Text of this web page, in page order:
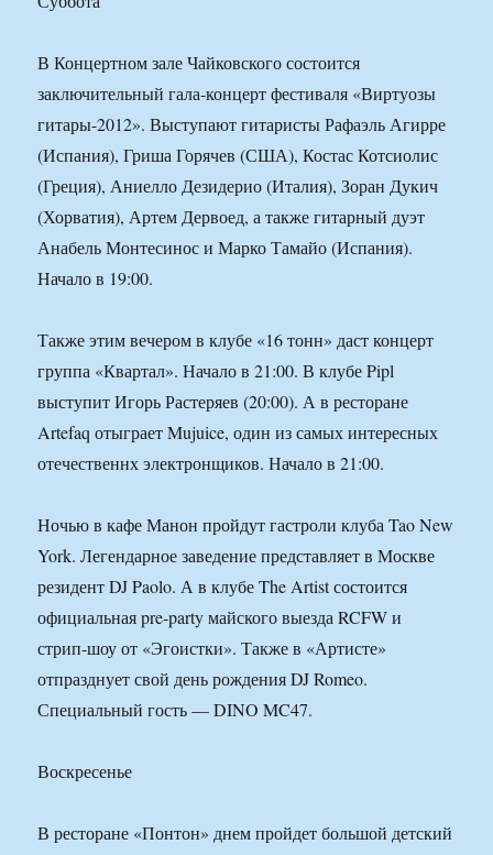
В Концертном зале Чайковского состоится
заключительный гала-концерт фестиваля «Виртуозы
гитары-2012». Выступают гитаристы Рафаэль Агирре
(Испания), Гриша Горячев (США), Костас Котсиолис
(Греция), Аниелло Дезидерио (Италия), Зоран Дукич
(Хорватия), Артем Дервоед, а также гитарный дуэт
Анабель Монтесинос и Марко Тамайо (Испания).
Начало в 19:00.
Также этим вечером в клубе «16 тонн» даст концерт
группа «Квартал». Начало в 21:00. В клубе Pipl
выступит Игорь Растеряев (20:00). А в ресторане
Artefaq отыграет Mujuice, один из самых интересных
отечественнх электронщиков. Начало в 21:00.
Ночью в кафе Манон пройдут гастроли клуба Tao New
York. Легендарное заведение представляет в Москве
резидент DJ Paolo. А в клубе The Artist состоится
официальная pre-party майского выезда RCFW и
стрип-шоу от «Эгоистки». Также в «Артисте»
отпразднует свой день рождения DJ Romeo.
Специальный гость — DINO MC47.
Воскресенье
В ресторане «Понтон» днем пройдет большой детский